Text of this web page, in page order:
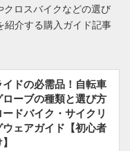
ロスバイクなどの選び
紹介する購入ガイド記事
イドの必需品！自転車
ローブの種類と選び方
ードバイク・サイクリ
ウェアガイド【初心者